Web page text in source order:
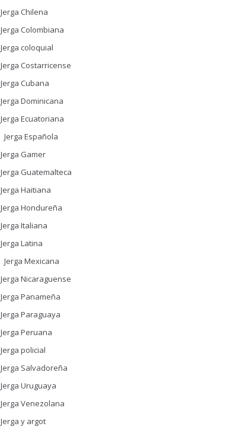
Jerga Chilena
Jerga Colombiana
Jerga coloquial
Jerga Costarricense
Jerga Cubana
Jerga Dominicana
Jerga Ecuatoriana
Jerga Española
Jerga Gamer
Jerga Guatemalteca
Jerga Haitiana
Jerga Hondureña
Jerga Italiana
Jerga Latina
Jerga Mexicana
Jerga Nicaraguense
Jerga Panameña
Jerga Paraguaya
Jerga Peruana
Jerga policial
Jerga Salvadoreña
Jerga Uruguaya
Jerga Venezolana
Jerga y argot